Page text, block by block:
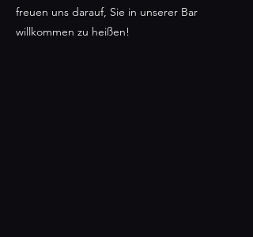
freuen uns darauf, Sie in unserer Bar
willkommen zu heißen!